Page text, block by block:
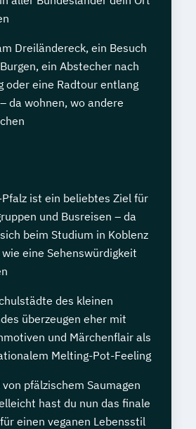
Dreiländereck, ein Besuch
ein Abstecher nach
oder eine Radtour entlang
da wohnen, wo andere
ist ein beliebtes Ziel für
und Busreisen – da
beim Studium in Koblenz
eine Sehenswürdigkeit
des kleinen
überzeugen eher mit
und Märchenflair als
Melting-Pot-Feeling
pfälzischem Saumagen
hast du nun das finale
einen veganen Lebensstil